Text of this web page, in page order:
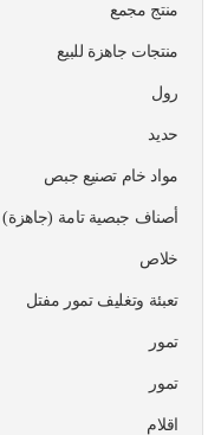
منتج مجمع
منتجات جاهزة للبيع
رول
حديد
مواد خام تصنيع جبص
أصناف جبصية تامة (جاهزة)
خلاص
تعبئة وتغليف تمور مفتل
تمور
تمور
اقلام